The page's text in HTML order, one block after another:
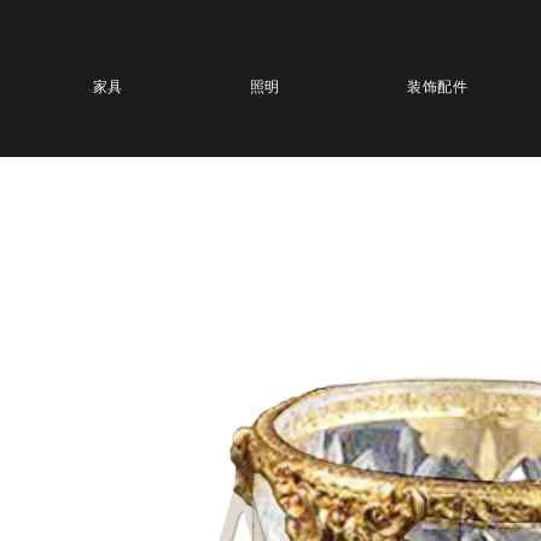
家具 照明 装饰配件